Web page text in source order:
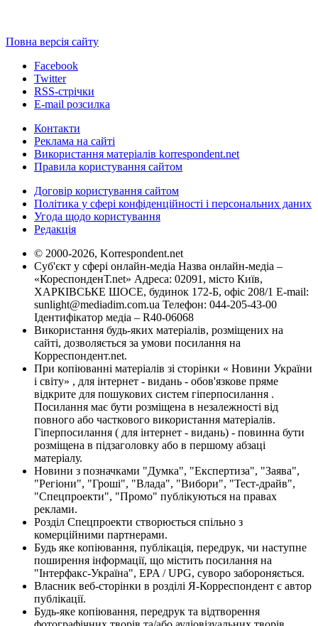
Повна версія сайту
Facebook
Twitter
RSS-стрічки
E-mail розсилка
Контакти
Реклама на сайті
Використання матеріалів korrespondent.net
Правила користування сайтом
Договір користування сайтом
Політика у сфері конфіденційності і персональних даних
Угода щодо користування
Редакція
© 2000-2026, Korrespondent.net
Суб'єкт у сфері онлайн-медіа Назва онлайн-медіа –
«КореспонденТ.net» Адреса: 02091, місто Київ,
ХАРКІВСЬКЕ ШОСЕ, будинок 172-Б, офіс 208/1 E-mail:
sunlight@mediadim.com.ua Телефон: 044-205-43-00
Ідентифікатор медіа – R40-06068
Використання будь-яких матеріалів, розміщених на
сайті, дозволяється за умови посилання на
Корреспондент.net.
При копіюванні матеріалів зі сторінки « Новини України
і світу» , для інтернет - видань - обов'язкове пряме
відкрите для пошукових систем гіперпосилання .
Посилання має бути розміщена в незалежності від
повного або часткового використання матеріалів.
Гіперпосилання ( для інтернет - видань) - повинна бути
розміщена в підзаголовку або в першому абзаці
матеріалу.
Новини з позначками "Думка", "Експертиза", "Заява",
"Регіони", "Гроші", "Влада", "Вибори", "Тест-драйв",
"Спецпроекти", "Промо" публікуються на правах
реклами.
Розділ Спецпроекти створюється спільно з
комерційними партнерами.
Будь яке копіювання, публікація, передрук, чи наступне
поширення інформації, що містить посилання на
"Інтерфакс-Україна", EPA / UPG, суворо забороняється.
Власник веб-сторінки в розділі Я-Корреспондент є автор
публікації.
Будь-яке копіювання, передрук та відтворення